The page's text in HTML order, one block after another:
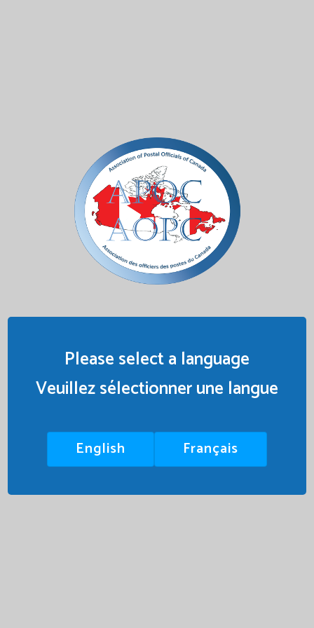
Please select a language
Veuillez sélectionner une langue
English Français